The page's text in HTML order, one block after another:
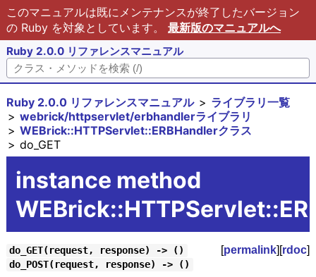
このマニュアルは既にメンテナンスが終了したバージョン
の Ruby を対象としています。 最新版のマニュアルへ
Ruby 2.0.0 リファレンスマニュアル
Ruby 2.0.0 リファレンスマニュアル
ライブラリ一覧
webrick/httpservlet/erbhandlerライブラリ
WEBrick::HTTPServlet::ERBHandlerクラス
do_GET
instance method
do_GET(request, response) -> () [permalink][rdoc]
do_POST(request, response) -> ()